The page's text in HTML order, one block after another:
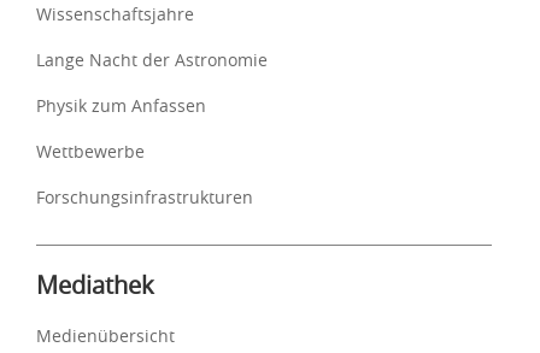
Wissenschaftsjahre
Lange Nacht der Astronomie
Physik zum Anfassen
Wettbewerbe
Forschungsinfrastrukturen
Mediathek
Medienübersicht